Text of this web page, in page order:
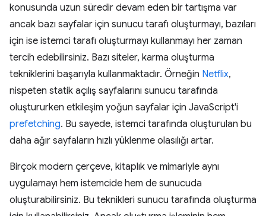
konusunda uzun süredir devam eden bir tartışma var
ancak bazı sayfalar için sunucu tarafı oluşturmayı, bazıları
için ise istemci tarafı oluşturmayı kullanmayı her zaman
tercih edebilirsiniz. Bazı siteler, karma oluşturma
tekniklerini başarıyla kullanmaktadır. Örneğin Netflix,
nispeten statik açılış sayfalarını sunucu tarafında
oluştururken etkileşim yoğun sayfalar için JavaScript'i
prefetching. Bu sayede, istemci tarafında oluşturulan bu
daha ağır sayfaların hızlı yüklenme olasılığı artar.
Birçok modern çerçeve, kitaplık ve mimariyle aynı
uygulamayı hem istemcide hem de sunucuda
oluşturabilirsiniz. Bu teknikleri sunucu tarafında oluşturma